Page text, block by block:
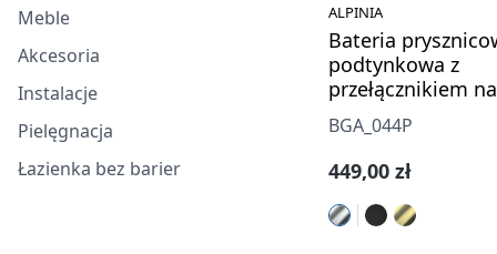
Meble
Akcesoria
Instalacje
Pielęgnacja
Łazienka bez barier
ALPINIA
Bateria
podtynkowa z
przełącznikiem
BGA_044P
Cena regularna:
449,00 zł